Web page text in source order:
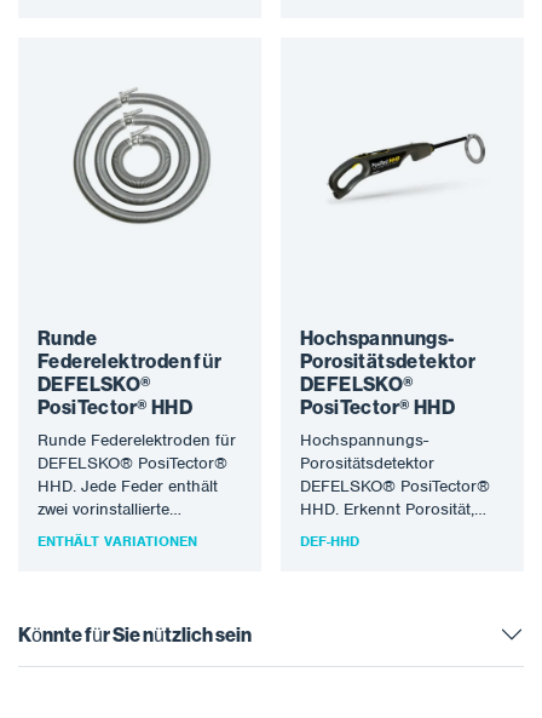
Runde
Federelektroden für
DEFELSKO®
PosiTector® HHD
Runde Federelektroden für
DEFELSKO® PosiTector®
HHD. Jede Feder enthält
zwei vorinstallierte
Federkupplungen. Zum
ENTHÄLT VARIATIONEN
Hochspannungs-
Porositätsdetektor
DEFELSKO®
PosiTector® HHD
Hochspannungs-
Porositätsdetektor
DEFELSKO® PosiTector®
HHD. Erkennt Porosität,
Mikrorisse und andere
DEF-HHD
Könnte für Sie nützlich sein